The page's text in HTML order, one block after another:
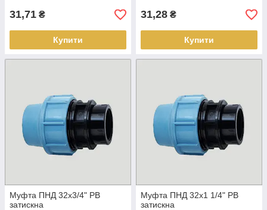
31,71 ₴
Купити
31,28 ₴
Купити
Муфта ПНД 32х3/4" РВ
затискна
Муфта ПНД 32х1 1/4" РВ
затискна